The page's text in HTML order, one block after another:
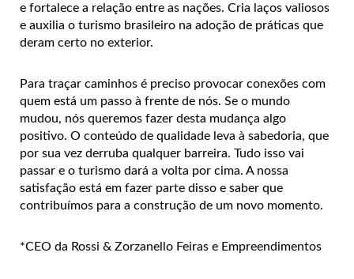
e fortalece a relação entre as nações. Cria laços valiosos
e auxilia o turismo brasileiro na adoção de práticas que
deram certo no exterior.
Para traçar caminhos é preciso provocar conexões com
quem está um passo à frente de nós. Se o mundo
mudou, nós queremos fazer desta mudança algo
positivo. O conteúdo de qualidade leva à sabedoria, que
por sua vez derruba qualquer barreira. Tudo isso vai
passar e o turismo dará a volta por cima. A nossa
satisfação está em fazer parte disso e saber que
contribuímos para a construção de um novo momento.
*CEO da Rossi & Zorzanello Feiras e Empreendimentos